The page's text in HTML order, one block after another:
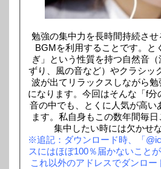
勉強の集中力を長時間持続さ
BGMを利用することです。と
ぎ」という性質を持つ自然音（
ずり、風の音など）やクラシッ
波が出てリラックスしながら勉
になります。今回はそんな「f分
音の中でも、とくに人気が高い
ます。私自身もこの数年間毎日
集中したい時には欠かせ
※追記：ダウンロード時、「
スにはほぼ100％届かないこと
これ以外のアドレスでダンロー